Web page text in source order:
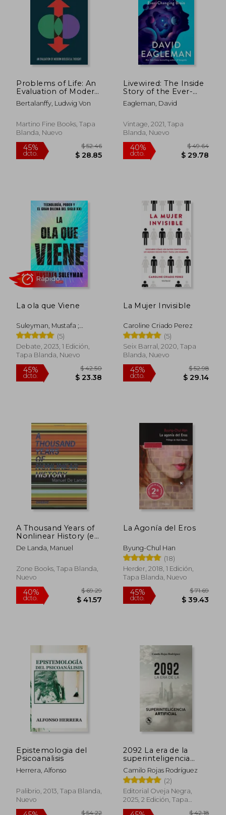
$ 30.95 dcto.
Problems of Life: An
Evaluation of Modern
Biological Thought
(en Inglés)
Bertalanffy, Ludwig Von
Martino Fine Books, Tapa
Blanda, Nuevo
45%
dcto. $ 28.85
Livewired: The Inside
Story of the Ever-
Changing Brain (en
Inglés)
Eagleman, David
Vintage, 2021, Tapa
Blanda, Nuevo
40%
dcto. $
La ola que Viene
Suleyman, Mustafa ;
Bhaskar, Michael
(5)
Debate, 2023, 1 Edición,
Tapa Blanda, Nuevo
Rápido
La Mujer Invisible
Caroline Criado Perez
(5)
Seix Barral, 2020, Tapa
Blanda, Nuevo
A Thousand Years of
Nonlinear History (en
Inglés)
De Landa, Manuel
Zone Books, Tapa Blanda,
Nuevo
La Agonía del Eros
Byung-Chul Han
(18)
Herder, 2018, 1 Edición,
Tapa Blanda, Nuevo
Epistemologia del
Psicoanalisis
Herrera, Alfonso
Palibrio, 2013, Tapa Blanda,
Nuevo
2092 La era de la
superinteligencia
artificial
Camilo Rojas Rodríguez
(2)
Editorial Oveja Negra,
2025, 2 Edición, Tapa
Blanda, Nuevo